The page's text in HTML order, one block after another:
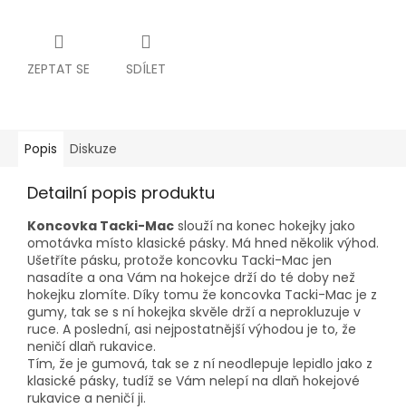
ZEPTAT SE SDÍLET
Popis Diskuze
Detailní popis produktu
Koncovka Tacki-Mac slouží na konec hokejky jako
omotávka místo klasické pásky. Má hned několik výhod.
Ušetříte pásku, protože koncovku Tacki-Mac jen
nasadíte a ona Vám na hokejce drží do té doby než
hokejku zlomíte. Díky tomu že koncovka Tacki-Mac je z
gumy, tak se s ní hokejka skvěle drží a neprokluzuje v
ruce. A poslední, asi nejpostatnější výhodou je to, že
neničí dlaň rukavice.
Tím, že je gumová, tak se z ní neodlepuje lepidlo jako z
klasické pásky, tudíž se Vám nelepí na dlaň hokejové
rukavice a neničí ji.